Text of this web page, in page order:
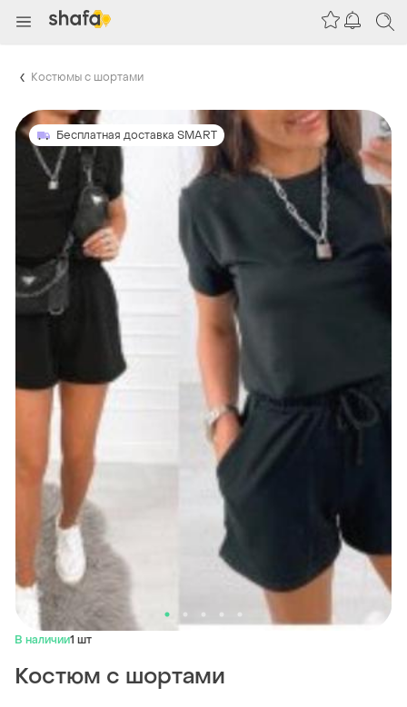
Костюмы с шортами
Бесплатная доставка SMART
В наличии1 шт
Костюм с шортами